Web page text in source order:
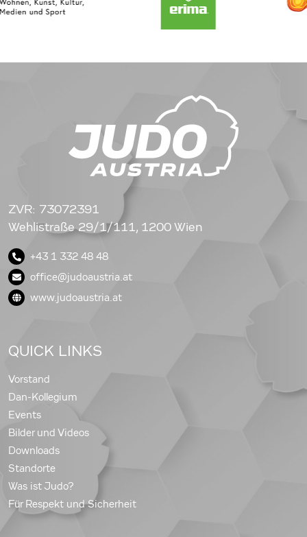
ZVR: 73072391
Wehlistraße 29/1/111, 1200 Wien
+43 1 332 48 48
office@judoaustria.at
www.judoaustria.at
QUICK LINKS
Vorstand
Dan-Kollegium
Events
Bilder und Videos
Downloads
Standorte
Was ist Judo?
Für Respekt und Sicherheit